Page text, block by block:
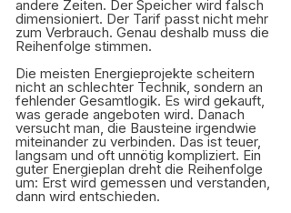
andere Zeiten. Der Speicher wird falsch
dimensioniert. Der Tarif passt nicht mehr
zum Verbrauch. Genau deshalb muss die
Reihenfolge stimmen.
Die meisten Energieprojekte scheitern
nicht an schlechter Technik, sondern an
fehlender Gesamtlogik. Es wird gekauft,
was gerade angeboten wird. Danach
versucht man, die Bausteine irgendwie
miteinander zu verbinden. Das ist teuer,
langsam und oft unnötig kompliziert. Ein
guter Energieplan dreht die Reihenfolge
um: Erst wird gemessen und verstanden,
dann wird entschieden.